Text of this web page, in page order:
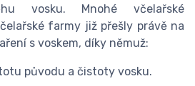
vosku. Mnohé včelařské
farmy již přešly právě na
s voskem, díky němuž:
původu a čistoty vosku.